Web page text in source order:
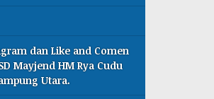
dan Like and Comen
Mayjend HM Rya Cudu
Utara.